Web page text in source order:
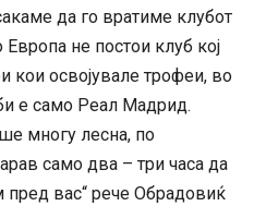
да го вратиме клубот
не постои клуб кој
кои освојувале трофеи, во
е само Реал Мадрид.
многу лесна, по
само два – три часа да
пред вас“ рече Обрадовиќ